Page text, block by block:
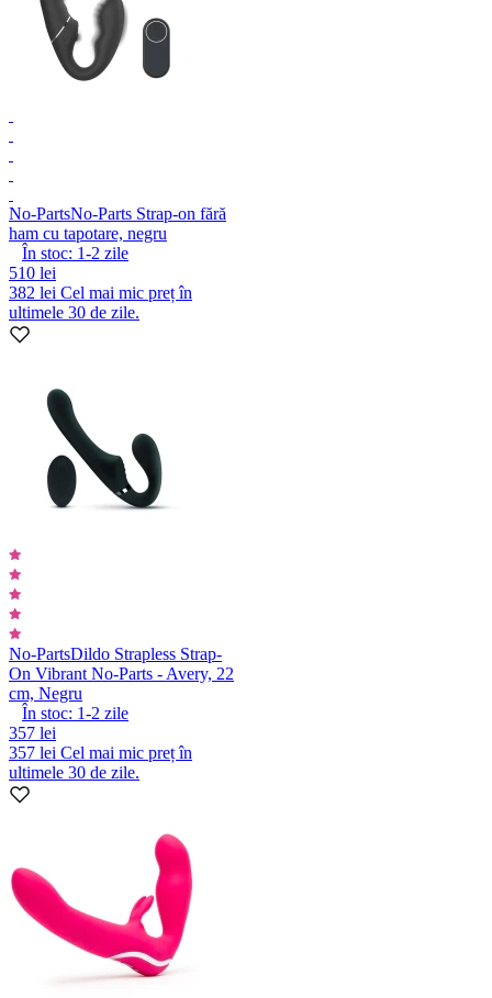
No-PartsNo-Parts Strap-on fără
ham cu tapotare, negru
În stoc: 1-2 zile
510 lei
382 lei Cel mai mic preț în
ultimele 30 de zile.
No-PartsDildo Strapless Strap-
On Vibrant No-Parts - Avery, 22
cm, Negru
În stoc: 1-2 zile
357 lei
357 lei Cel mai mic preț în
ultimele 30 de zile.